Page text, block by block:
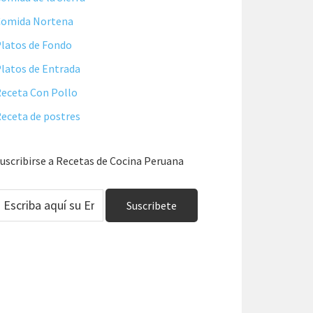
Nortena
de Fondo
de Entrada
Con Pollo
de postres
a Recetas de Cocina Peruana